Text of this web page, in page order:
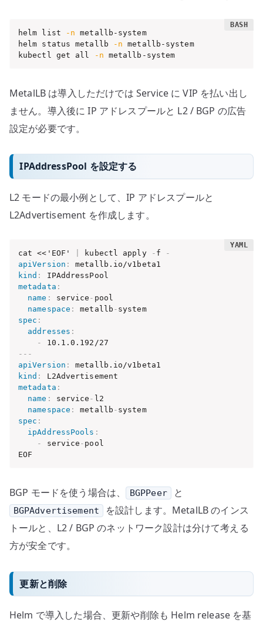
helm list -n metallb-system
helm status metallb
-n metallb-system
kubectl get all
-n metallb-system
MetalLB は導入しただけでは Service に VIP を払い出し
ません。導入後に IP アドレスプールと L2 / BGP の広告
設定が必要です。
IPAddressPool を設定する
L2 モードの最小例として、IP アドレスプールと
L2Advertisement を作成します。
cat <<'EOF' kubectl apply - f
-
apiVersion :
kind :
metadata :
name : service - pool
namespace : metallb -
system
spec :
addresses :
-
---
apiVersion :
kind :
metadata :
name : service - l2
namespace : metallb -
system
spec :
ipAddressPools :
-
service - pool
EOF
BGP モードを使う場合は、 BGPPeer と
BGPAdvertisement
を設計します。MetalLB のインス
トールと、L2 / BGP のネットワーク設計は分けて考える
方が安全です。
更新と削除
Helm で導入した場合、更新や削除も Helm release を基